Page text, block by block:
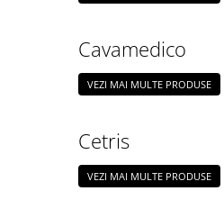
Cavamedico
VEZI MAI MULTE PRODUSE
Cetris
VEZI MAI MULTE PRODUSE